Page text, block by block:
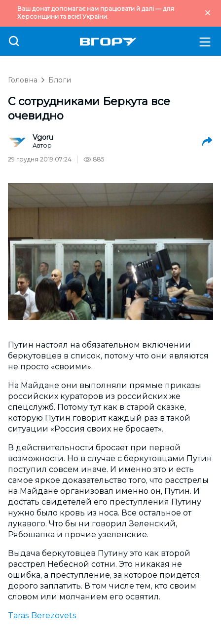
Ваш донат допомагає нам працювати й далі — для
Херсонщини та всієї України.
Головна Блоги
С сотрудниками Беркута все
очевидно
Vgoru
Автор
29 грудня 2019 07:24
885
Путин настоял на обязательном включении
беркутовцев в список, потому что они являются
не просто «своими».
На Майдане они выполняли прямые приказы
российских кураторов из российских же
спецслужб. Потому тут как в старой сказке,
которую Путин говорит каждый раз в такой
ситуации «Россия своих не бросает».
В действительности бросает при первой
возможности. Но в случае с беркутовцами Путин
поступил совсем иначе. И именно это и есть
самое яркое доказательство того, что расстрелы
на Майдане организовал именно он, Путин. И
достать свидетелей его преступления Путину
нужно было кровь из носа. Все остальное от
лукавого. Что бы ни говорил Зеленский,
Рябошапка и прочие узеленские.
Выдача беркутовцев Путину это как второй
расстрел Небесной сотни. Это никакая не
ошибка, а преступление, за которое придётся
дорого заплатить. В том числе тем, кто своим
словом или молчанием его освятил.
Taras Berezovets